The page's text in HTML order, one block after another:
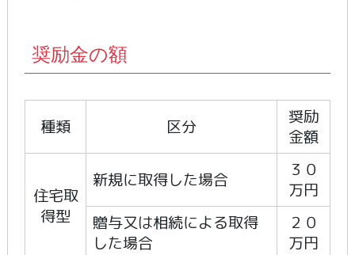
奨励金の額
種類 区分
奨励
金額
住宅取
得型
新規に取得した場合
３０
万円
贈与又は相続による取得
した場合
２０
万円